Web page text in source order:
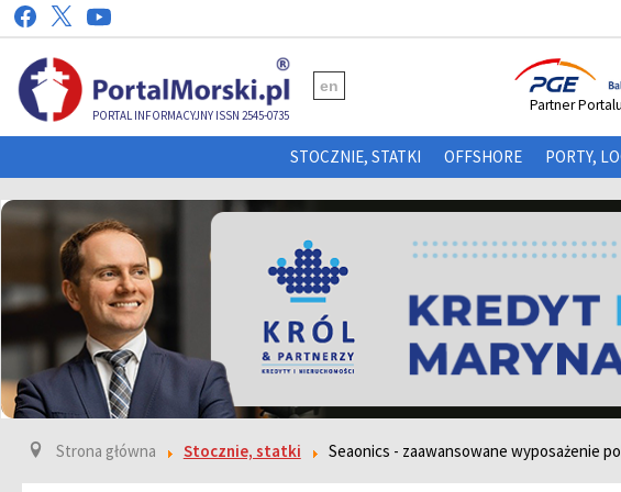
PORTAL INFORMACYJNY ISSN 2545-0735
en
Partner Portalu
STOCZNIE, STATKI OFFSHORE PORTY,
Strona główna Stocznie, statki Seaonics - zaawansowane wyposażenie